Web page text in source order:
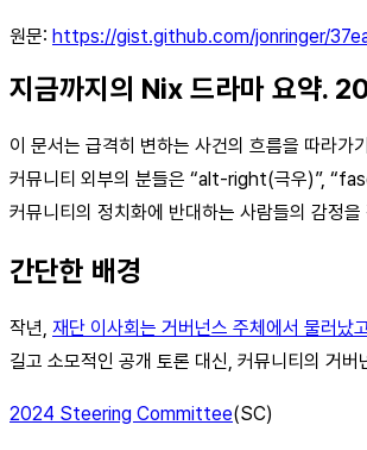
원문: https://gist.github.com/jonringer/
지금까지의 Nix 드라마 요약.
이 문서는 급격히 변하는 사건의 흐름을 따라
커뮤니티 외부의 분들은 “alt-right(극우)”,
커뮤니티의 정치화에 반대하는 사람들의 감정
간단한 배경
작년, 재단 이사회는 거버넌스 주체에서 물러났
길고 소모적인 공개 토론 대신, 커뮤니티의 거
2024 Steering Committee(SC)